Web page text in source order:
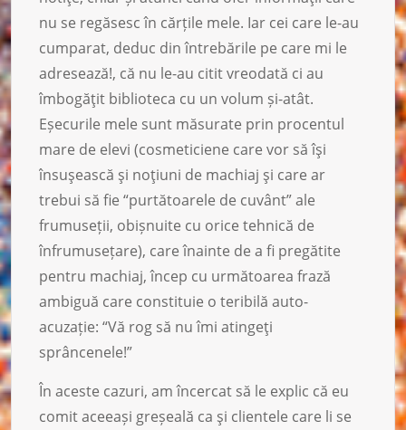
nu se regăsesc în cărțile mele. Iar cei care le-au
cumparat, deduc din întrebările pe care mi le
adresează!, că nu le-au citit vreodată ci au
îmbogăţit biblioteca cu un volum și-atât.
Eșecurile mele sunt măsurate prin procentul
mare de elevi (cosmeticiene care vor să îşi
însuşească şi noţiuni de machiaj şi care ar
trebui să fie “purtătoarele de cuvânt” ale
frumuseții, obișnuite cu orice tehnică de
înfrumusețare), care înainte de a fi pregătite
pentru machiaj, încep cu următoarea frază
ambiguă care constituie o teribilă auto-
acuzație: “Vă rog să nu îmi atingeţi
sprâncenele!”
În aceste cazuri, am încercat să le explic că eu
comit aceeași greșeală ca şi clientele care li se